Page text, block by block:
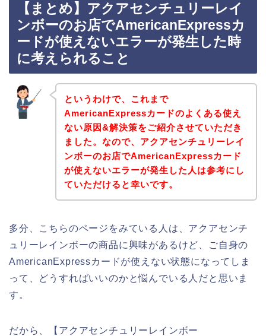
【まとめ】アクアセンチュリーレイ
ンボーのお店でAmericanExpressカ
ードが使えないエラーが発生した時
に考えられること
というわけで、これまで
AmericanExpressカードのよくある使え
ない原因&解決策をご紹介させていただき
ました。なので、アクアセンチュリーレイ
ンボーのお店でAmericanExpressカード
が使えないエラーが発生した人は参考にし
ていただけると幸いです。
多分、こちらのページをみている人は、アクアセンチ
ュリーレインボーの商品に興味があるけど、ご自身の
AmericanExpressカードが使えない状態になってしま
って、どうすればいいのかと悩んでいる人だと思いま
す。
だから、【アクアセンチュリーレインボー